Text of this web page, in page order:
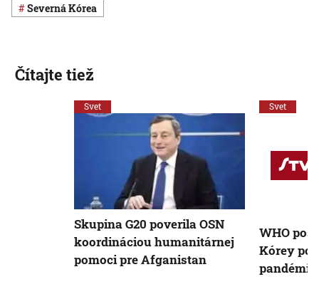
Severná Kórea
Čítajte tiež
Svet
Skupina G20 poverila OSN
koordináciou humanitárnej
pomoci pre Afganistan
Svet
WHO
Kórey